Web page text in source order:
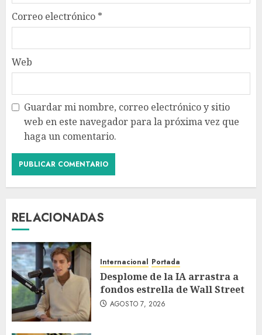
Correo electrónico *
Web
Guardar mi nombre, correo electrónico y sitio
web en este navegador para la próxima vez que
haga un comentario.
RELACIONADAS
Internacional Portada
Desplome de la IA arrastra a
fondos estrella de Wall Street
AGOSTO 7, 2026